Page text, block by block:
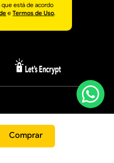
Comprar
que está de acordo
e Termos de Uso.
610